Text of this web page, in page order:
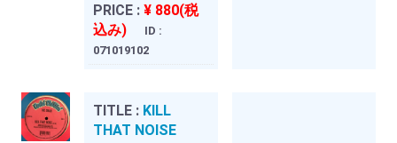
PRICE : ¥ 880(税
込み)
ID :
071019102
TITLE : KILL
THAT NOISE